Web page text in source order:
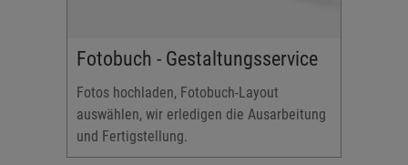
Fotobuch - Gestaltungsservice
Fotos hochladen, Fotobuch-Layout
auswählen, wir erledigen die Ausarbeitung
und Fertigstellung.